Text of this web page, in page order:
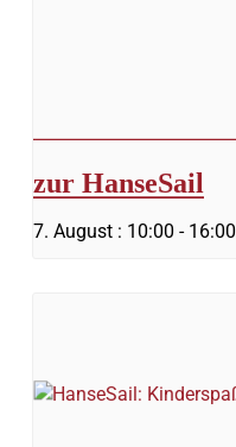
zur HanseSail
7. August : 10:00 - 16:00